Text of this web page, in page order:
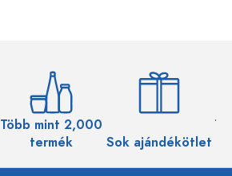
Több mint 2,000
termék
Sok ajándékötlet